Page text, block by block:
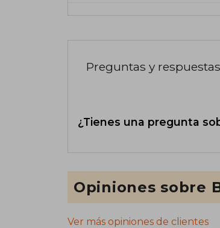
Preguntas y
¿Tienes una pregunta
Opiniones sobre
Ver más opiniones de clientes